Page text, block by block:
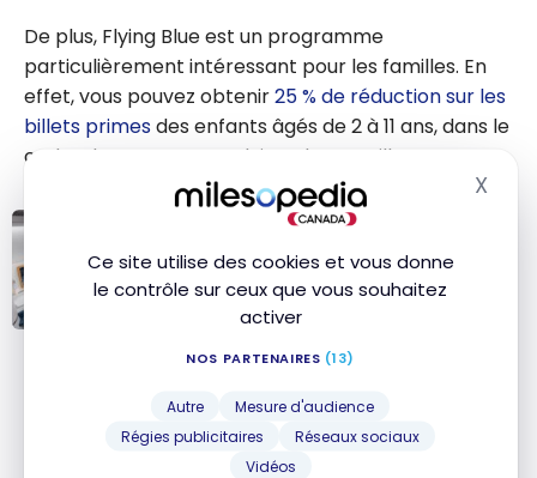
Ce site utilise des cookies et vous donne
le contrôle sur ceux que vous souhaitez
activer
NOS PARTENAIRES (13)
Autre
Mesure d'audience
Régies publicitaires
Réseaux sociaux
Vidéos
X
De plus, Flying Blue est un programme
particulièrement intéressant pour les familles. En
effet, vous pouvez obtenir25 % de réduction sur les
billets primesdes enfants âgés de 2 à 11 ans, dans le
cadre du programme Flying Blue Famille.
Avis : Air France A350 | Classe
Business | YYZ-CDG
Conclusion
C’est une excellente nouvelle, notamment pour la